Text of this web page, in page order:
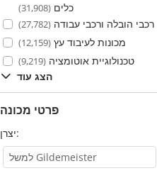
כלים(31,908)
רכבי הובלה ורכבי עבודה(27,782)
מכונות לעיבוד עץ(12,159)
טכנולוגיית אוטומציה(9,219)
הצג עוד
פרטי מכונה
יצרן: